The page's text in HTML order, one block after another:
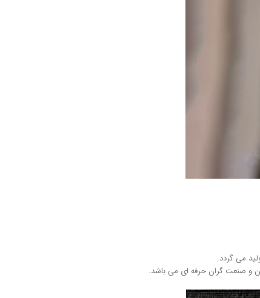
می گردد.
و صنعت گران حرفه ای می باشد.